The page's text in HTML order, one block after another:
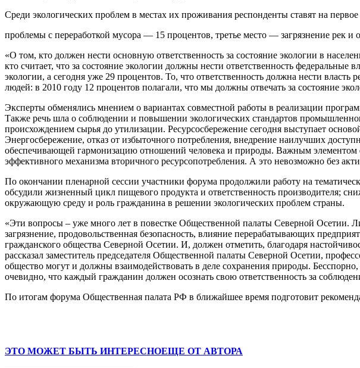
Среди экологических проблем в местах их проживания респонденты ставят на
проблемы с переработкой мусора — 15 процентов, третье место — загрязнение рек и
«О том, кто должен нести основную ответственность за состояние экологии в
кто считает, что за состояние экологии должны нести ответственность федеральные
экологии, а сегодня уже 29 процентов. То, что ответственность должна нести
людей: в 2010 году 12 процентов полагали, что мы должны отвечать за состояние
Эксперты обменялись мнением о вариантах совместной работы в реализации
Также речь шла о соблюдении и повышении экологических стандартов
происхождением сырья до утилизации. Ресурсосбережение сегодня выступает
Энергосбережение, отказ от избыточного потребления, внедрение наилучших
обеспечивающей гармонизацию отношений человека и природы. Важным элементом
эффективного механизма вторичного ресурсопотребления. А это невозможно без
По окончании пленарной сессии участники форума продолжили работу на
обсудили жизненный цикл пищевого продукта и ответственность производителя;
окружающую среду и роль гражданина в решении экологических проблем страны.
«Эти вопросы – уже много лет в повестке Общественной палаты Северной Осетии.
загрязнение, продовольственная безопасность, влияние перерабатывающих
гражданского общества Северной Осетии. И, должен отметить, благодаря
рассказал заместитель председателя Общественной палаты Северной Осетии,
общество могут и должны взаимодействовать в деле сохранения природы.
очевидно, что каждый гражданин должен осознать свою ответственность за
По итогам форума Общественная палата РФ в ближайшее время подготовит
ЭТО МОЖЕТ БЫТЬ ИНТЕРЕСНОЕЩЕ ОТ АВТОРА